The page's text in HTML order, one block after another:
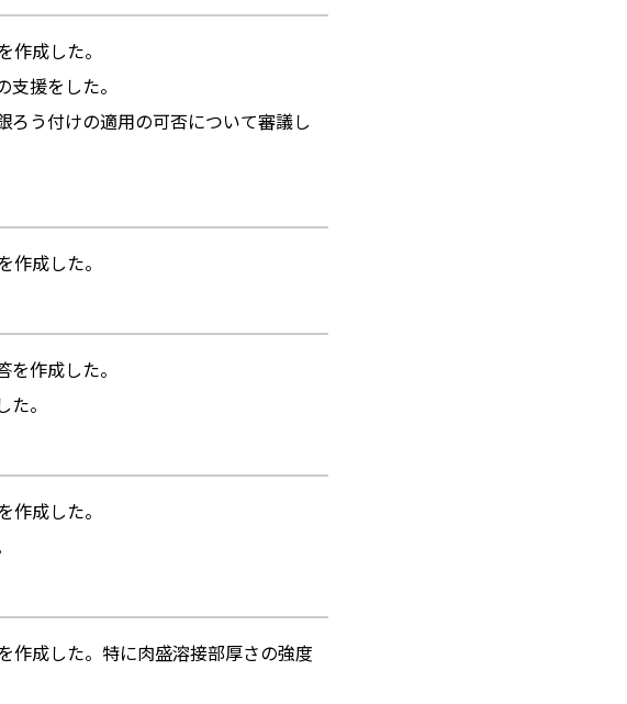
成した。
援をした。
う付けの適用の可否について審議し
成した。
作成した。
。
成した。
作成した。特に肉盛溶接部厚さの強度